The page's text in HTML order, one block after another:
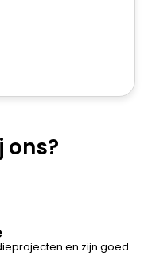
ons?
en zijn goed